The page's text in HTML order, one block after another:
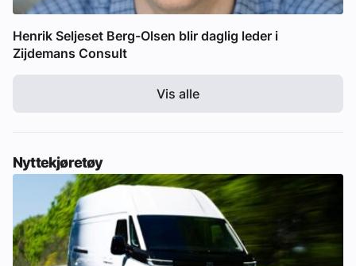
Henrik Seljeset Berg-Olsen blir daglig leder i
Zijdemans Consult
Vis alle
Nyttekjøretøy